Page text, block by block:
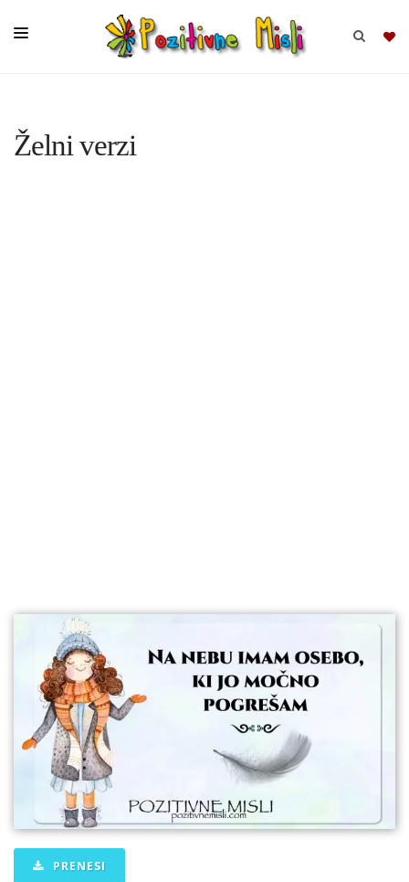
Želni verzi
PRENESI